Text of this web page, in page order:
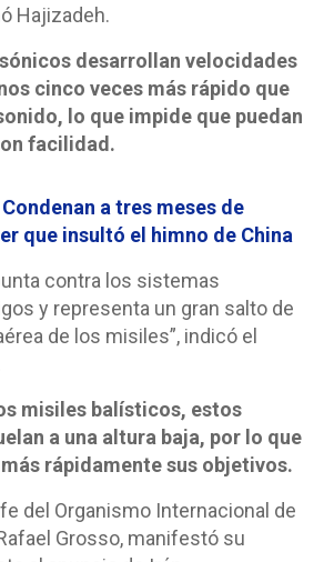
Hajizadeh.
desarrollan velocidades
cinco veces más rápido que
lo que impide que puedan
facilidad.
Condenan a tres meses de
que insultó el himno de China
contra los sistemas
y representa un gran salto de
de los misiles”, indicó el
misiles balísticos, estos
a una altura baja, por lo que
rápidamente sus objetivos.
del Organismo Internacional de
Grosso, manifestó su